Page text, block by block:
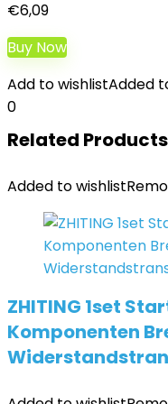
€6,09
Buy Now
Add to wishlistAdded
0
Related Products
Added to wishlist
ZHITING 1set
Komponenten